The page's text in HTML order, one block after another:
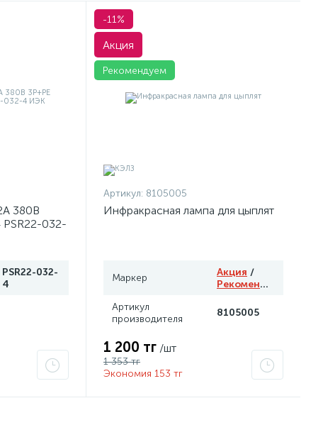
380В
032-
PSR22-032-
4
-11%
Акция
Рекомендуем
Артикул: 8105005
Инфракрасная лампа для цыплят
Маркер Акция /
Рекомендуем
Артикул
производителя
8105005
1 200 тг /шт
1 353 тг
Экономия 153 тг